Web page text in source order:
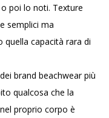
poi lo noti. Texture
semplici ma
capacità rara di
brand beachwear più
qualcosa che la
proprio corpo è